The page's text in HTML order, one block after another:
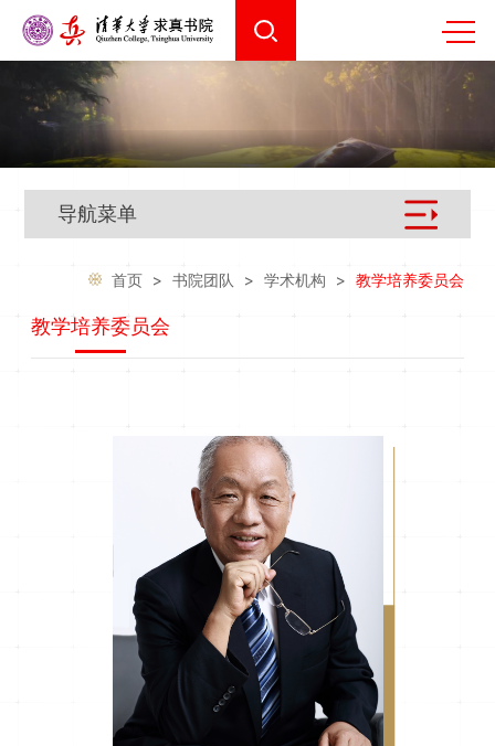
导航菜单
首页 > 书院团队 > 学术机构 > 教学培养委员会
教学培养委员会